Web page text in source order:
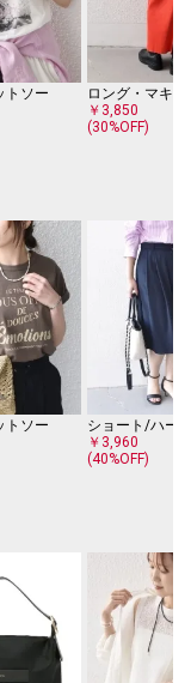
だけます。
パンツに合わせたりと
ボタンを留めてカシュ
52-0712）
ツ（品番：311-51-170
ている）やスラブ（太
がございます。商品の
確認の上、着用又はお
がございます。
トソー
ロング・マキシ
￥3,850
(30%OFF)
トソー
ショート/ハー
￥3,960
(40%OFF)